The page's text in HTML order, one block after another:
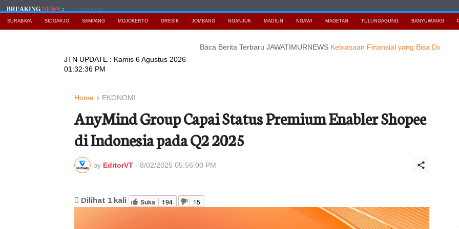
BREAKINGNEWS: Loading...
SURABAYA SIDOARJO SAMPANG MOJOKERTO GRESIK JOMBANG NGANJUK MADIUN NGAWI MAGETAN TULUNGAGUNG BANYUWANGI
Baca Berita Terbaru JAWATIMURNEWSKebiasaan Finansial yang Bisa Dimulai di Usia
JTN UPDATE : Kamis 6 Agustus 2026
01:32:37 PM
Home EKONOMI
AnyMind Group Capai Status Premium Enabler Shopee
di Indonesia pada Q2 2025
by EditorVT - 8/02/2025 05:56:00 PM
Dilihat 1 kali Suka 194 15